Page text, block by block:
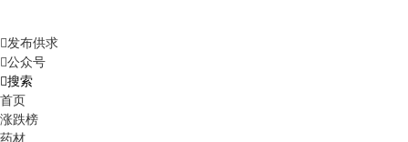
发布供求
公众号
搜索
首页
涨跌榜
药材